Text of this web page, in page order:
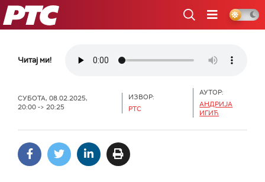
РТС
Читај ми!
СУБОТА, 08.02.2025,
20:00 -> 20:25
ИЗВОР:
РТС
АУТОР:
АНДРИЈА
ИГИЋ